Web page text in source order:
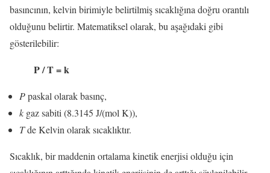
basıncının, kelvin birimiyle belirtilmiş sıcaklığına doğru orantılı
olduğunu belirtir. Matematiksel olarak, bu aşağıdaki gibi
gösterilebilir:
P / T = k
Ppaskal olarak basınç,
k gaz sabiti (8.3145 J/(mol K)),
Tde Kelvin olarak sıcaklıktır.
Sıcaklık, bir maddenin ortalama kinetik enerjisi olduğu için